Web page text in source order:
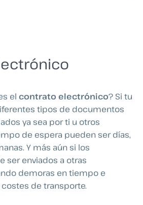
el contrato electrónico? Si tu
tipos de documentos
ya sea por ti u otros
de espera pueden ser días,
Y más aún si los
ser enviados a otras
demoras en tiempo e
de transporte.